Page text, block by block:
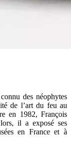
des néophytes
de l’art du feu au
en 1982, François
il a exposé ses
en France et à